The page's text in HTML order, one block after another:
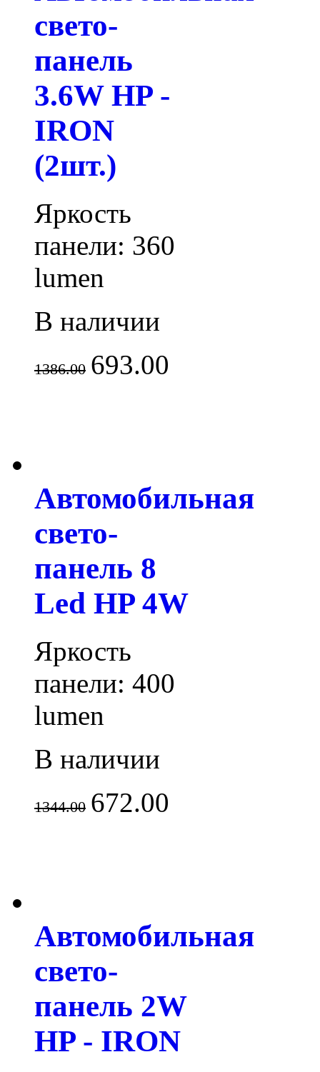
свето-
панель
3.6W HP -
IRON
(2шт.)
Яркость
панели: 360
lumen
В наличии
1386.00 693.00
Автомобильная
свето-
панель 8
Led HP 4W
Яркость
панели: 400
lumen
В наличии
1344.00 672.00
Автомобильная
свето-
панель 2W
HP - IRON